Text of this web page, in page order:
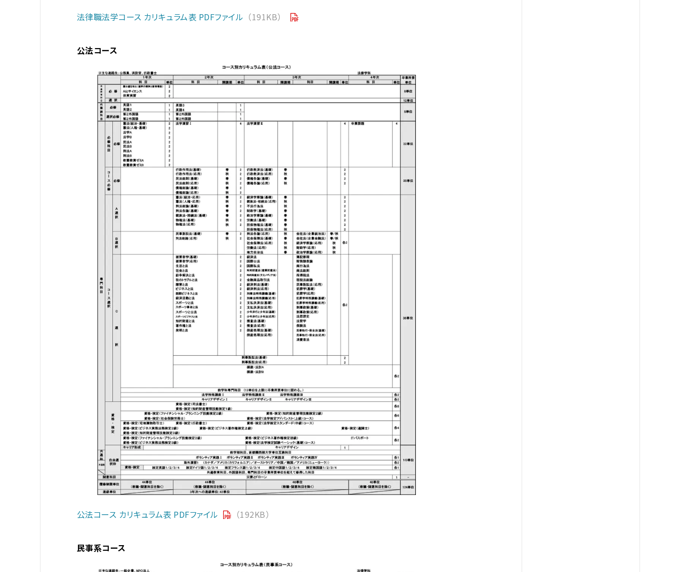
法律職法学コース カリキュラム表 PDFファイル （191KB）
公法コース
公法コース カリキュラム表 PDFファイル （192KB）
民事系コース